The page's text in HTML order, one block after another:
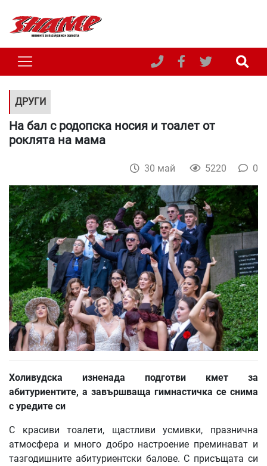
ДРУГИ
На бал с родопска носия и тоалет от
роклята на мама
30 май 5220 0
Холивудска изненада подготви кмет за
абитуриентите, а завършваща гимнастичка се снима
с уредите си
С красиви тоалети, щастливи усмивки, празнична
атмосфера и много добро настроение преминават и
тазгодишните абитуриентски балове. С присъщата си